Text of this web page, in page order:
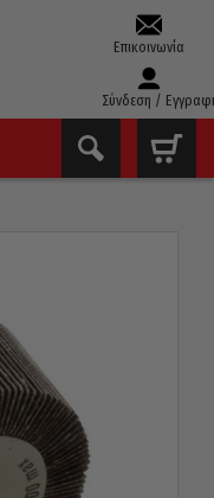
Επικοινωνία
Σύνδεση /